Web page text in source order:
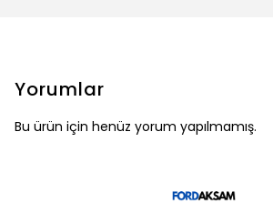
Yorumlar
Bu ürün için henüz yorum yapılmamış.